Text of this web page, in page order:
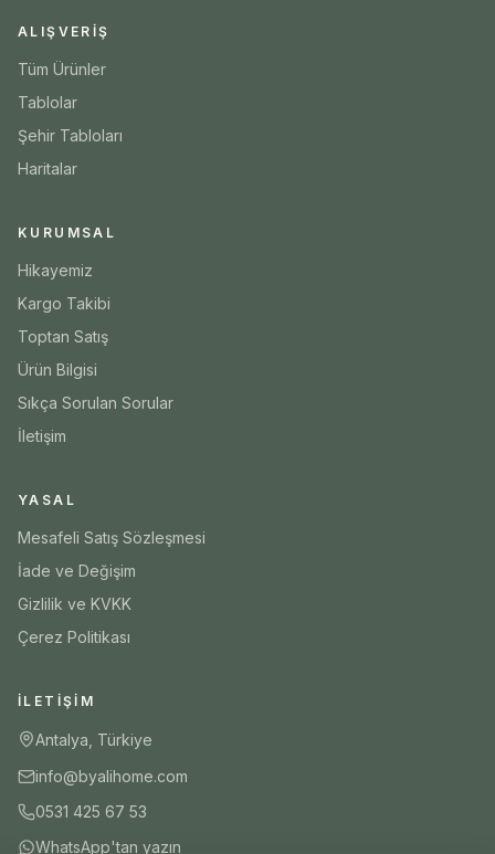
ALIŞVERIŞ
Tüm Ürünler
Tablolar
Şehir Tabloları
Haritalar
KURUMSAL
Hikayemiz
Kargo Takibi
Toptan Satış
Ürün Bilgisi
Sıkça Sorulan Sorular
İletişim
YASAL
Mesafeli Satış Sözleşmesi
İade ve Değişim
Gizlilik ve KVKK
Çerez Politikası
İLETIŞIM
Antalya, Türkiye
info@byalihome.com
0531 425 67 53
WhatsApp'tan yazın